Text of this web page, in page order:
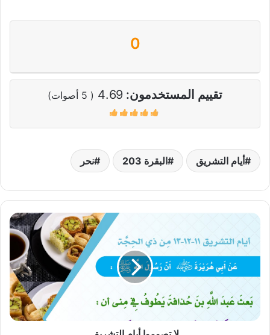
0
تقييم المستخدمون: 4.69
(
5 أصوات)
أيام التشريق البقرة 203 نحر
لا
أيام
التشريق